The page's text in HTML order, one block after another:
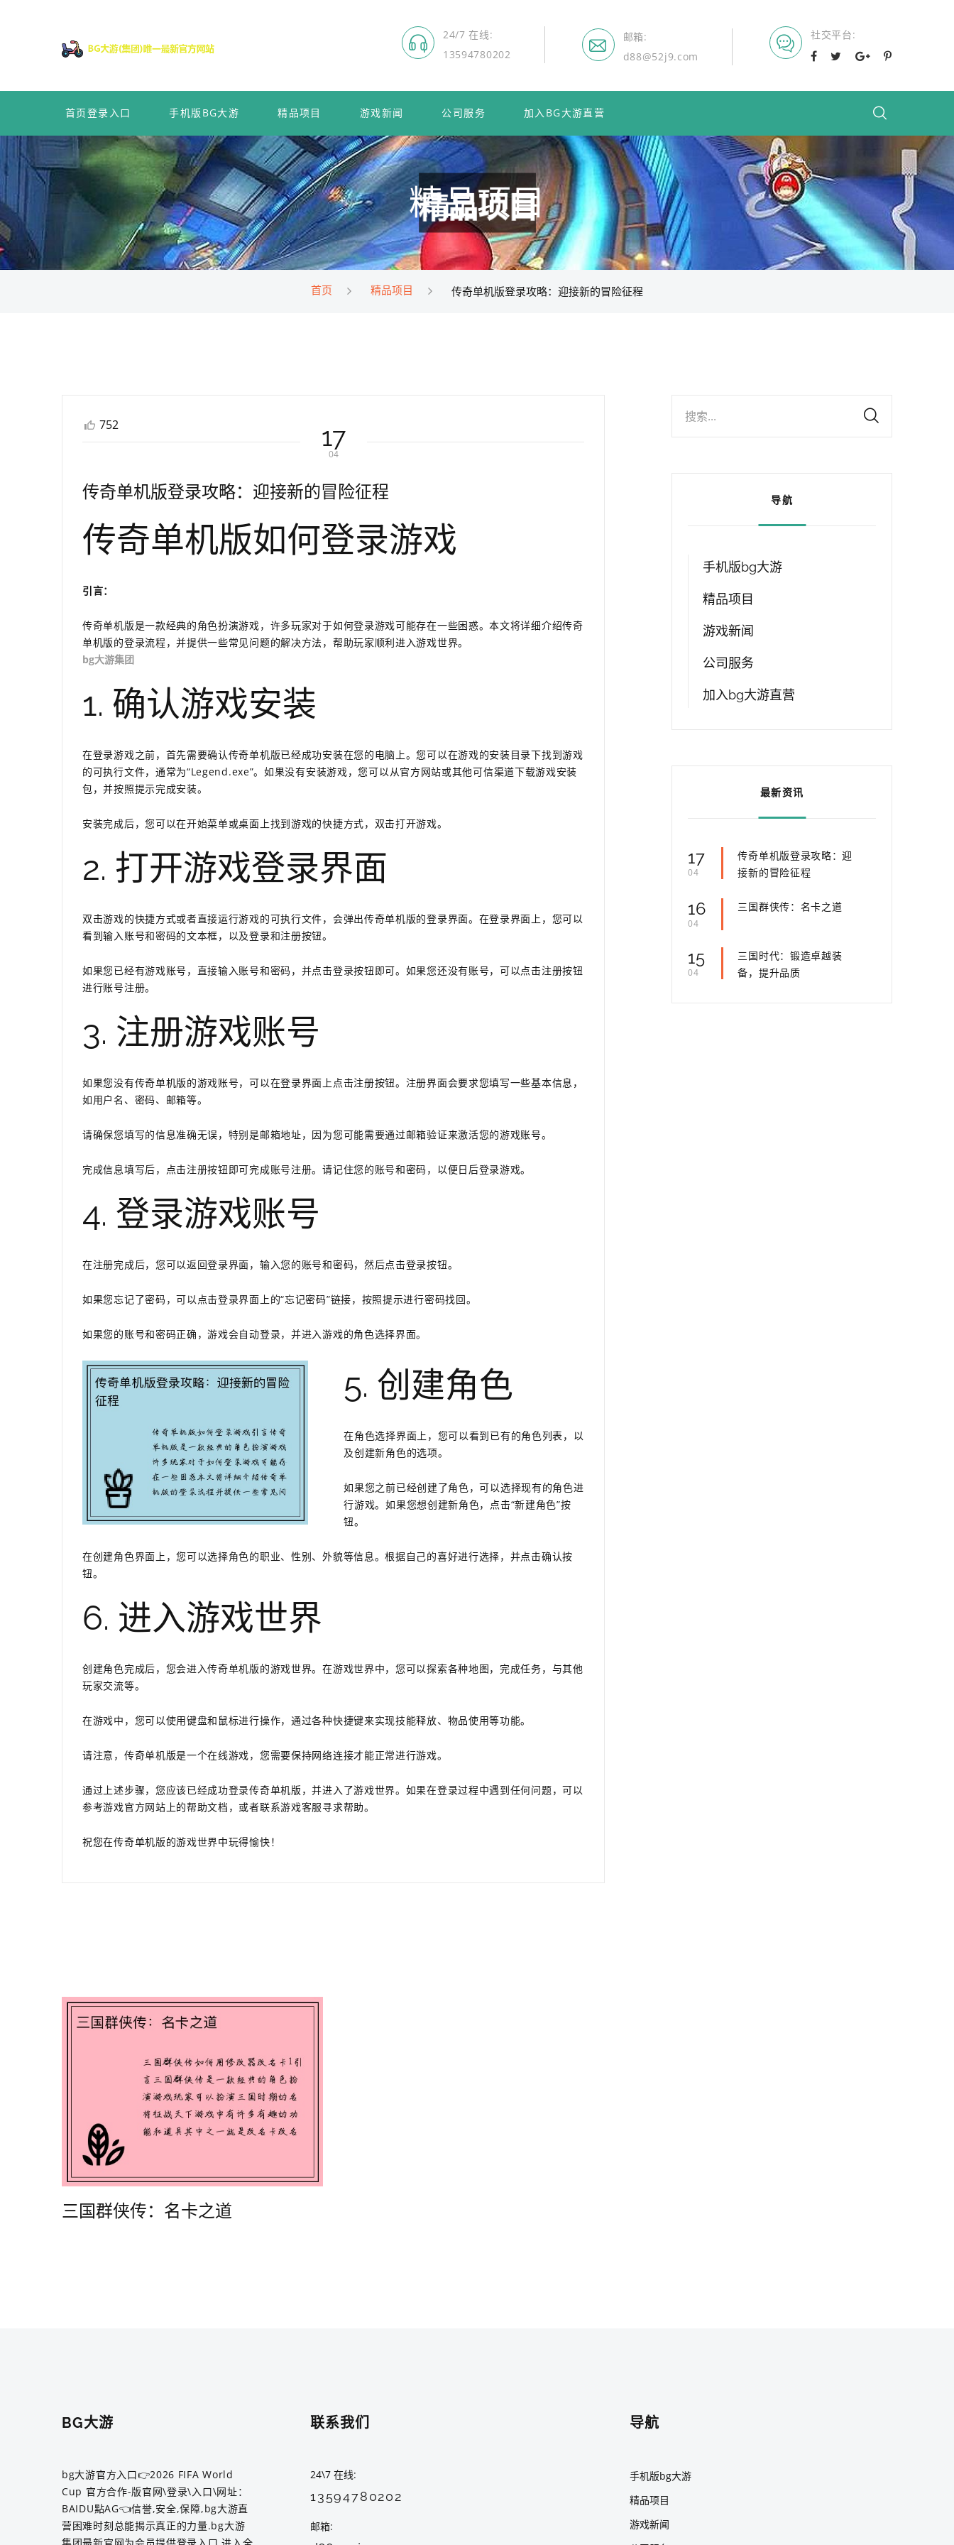
24/7 在线
13594780202
邮箱
d88@52j9.com
社交平台
首页登录入口 手机版BG大游 精品项目 游戏新闻 公司服务 加入BG大游直营
精品项目
首页 精品项目 传奇单机版登录攻略：迎接新的冒险征程
752 17
04
传奇单机版登录攻略：迎接新的冒险征程
传奇单机版如何登录游戏
引言：
传奇单机版是一款经典的角色扮演游戏，许多玩家对于如何登录游戏可能存在一些困惑。本文将详细介绍传奇
单机版的登录流程，并提供一些常见问题的解决方法，帮助玩家顺利进入游戏世界。
bg大游集团
1. 确认游戏安装
在登录游戏之前，首先需要确认传奇单机版已经成功安装在您的电脑上。您可以在游戏的安装目录下找到游戏
的可执行文件，通常为“Legend.exe”。如果没有安装游戏，您可以从官方网站或其他可信渠道下载游戏安装
包，并按照提示完成安装。
安装完成后，您可以在开始菜单或桌面上找到游戏的快捷方式，双击打开游戏。
2. 打开游戏登录界面
双击游戏的快捷方式或者直接运行游戏的可执行文件，会弹出传奇单机版的登录界面。在登录界面上，您可以
看到输入账号和密码的文本框，以及登录和注册按钮。
如果您已经有游戏账号，直接输入账号和密码，并点击登录按钮即可。如果您还没有账号，可以点击注册按钮
进行账号注册。
3. 注册游戏账号
如果您没有传奇单机版的游戏账号，可以在登录界面上点击注册按钮。注册界面会要求您填写一些基本信息，
如用户名、密码、邮箱等。
请确保您填写的信息准确无误，特别是邮箱地址，因为您可能需要通过邮箱验证来激活您的游戏账号。
完成信息填写后，点击注册按钮即可完成账号注册。请记住您的账号和密码，以便日后登录游戏。
4. 登录游戏账号
在注册完成后，您可以返回登录界面，输入您的账号和密码，然后点击登录按钮。
如果您忘记了密码，可以点击登录界面上的“忘记密码”链接，按照提示进行密码找回。
如果您的账号和密码正确，游戏会自动登录，并进入游戏的角色选择界面。
5. 创建角色
在角色选择界面上，您可以看到已有的角色列表，以
及创建新角色的选项。
如果您之前已经创建了角色，可以选择现有的角色进
行游戏。如果您想创建新角色，点击“新建角色”按
钮。
在创建角色界面上，您可以选择角色的职业、性别、外貌等信息。根据自己的喜好进行选择，并点击确认按
钮。
6. 进入游戏世界
创建角色完成后，您会进入传奇单机版的游戏世界。在游戏世界中，您可以探索各种地图，完成任务，与其他
玩家交流等。
在游戏中，您可以使用键盘和鼠标进行操作，通过各种快捷键来实现技能释放、物品使用等功能。
请注意，传奇单机版是一个在线游戏，您需要保持网络连接才能正常进行游戏。
通过上述步骤，您应该已经成功登录传奇单机版，并进入了游戏世界。如果在登录过程中遇到任何问题，可以
参考游戏官方网站上的帮助文档，或者联系游戏客服寻求帮助。
祝您在传奇单机版的游戏世界中玩得愉快！
三国群侠传：名卡之道
搜索...
导航
手机版bg大游
精品项目
游戏新闻
公司服务
加入bg大游直营
最新资讯
17
04
传奇单机版登录攻略：迎
接新的冒险征程
16
04
三国群侠传：名卡之道
15
04
三国时代：锻造卓越装
备，提升品质
BG大游
bg大游官方入口👉2026 FIFA World
Cup 官方合作-版官网\登录\入口\网址：
BAIDU點AG👈信誉,安全,保障,bg大游直
营困难时刻总能揭示真正的力量.bg大游
集团最新官网为会员提供登录入口,进入全
联系我们
24\7 在线
13594780202
邮箱
导航
手机版bg大游
精品项目
游戏新闻